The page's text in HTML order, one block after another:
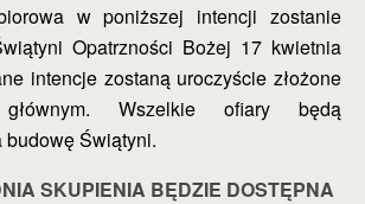
w poniższej intencji zostanie
Opatrzności Bożej 17 kwietnia
intencje zostaną uroczyście złożone
głównym. Wszelkie ofiary będą
Świątyni.
SKUPIENIA BĘDZIE DOSTĘPNA